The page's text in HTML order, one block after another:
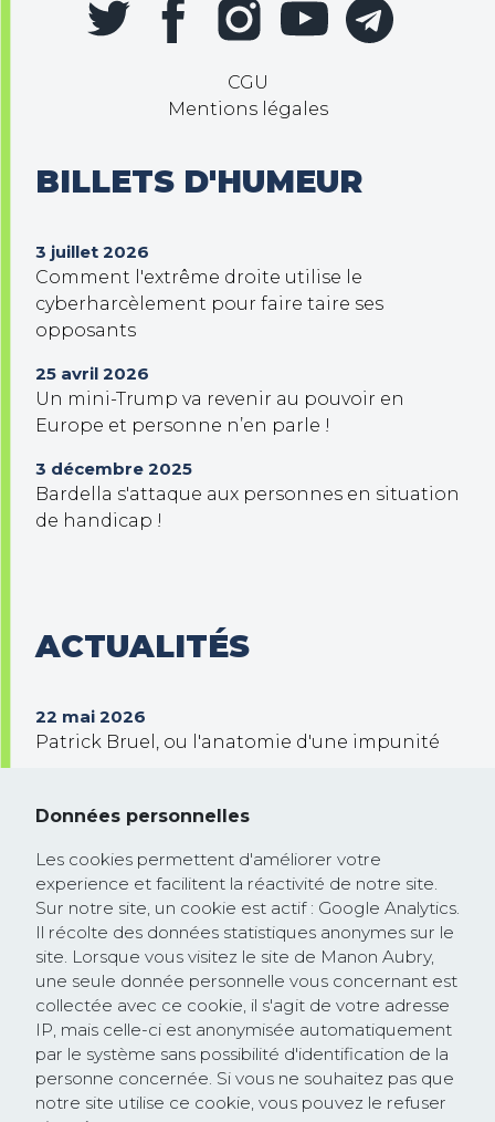
CGU
Mentions légales
BILLETS D'HUMEUR
3 juillet 2026
Comment l'extrême droite utilise le
cyberharcèlement pour faire taire ses
opposants
25 avril 2026
Un mini-Trump va revenir au pouvoir en
Europe et personne n’en parle !
3 décembre 2025
Bardella s'attaque aux personnes en situation
de handicap !
ACTUALITÉS
22 mai 2026
Patrick Bruel, ou l'anatomie d'une impunité
Trump veut prendre le contrôle de Gaza !
26 février 2025
Communiqué de presse : la Commission
européenne rejoint la course à la
dérégulation lancée par les Etats-Unis et
saccage les textes protégeant les droits
humains et l’environnement
Données personnelles
Les cookies permettent d'améliorer votre
experience et facilitent la réactivité de notre site.
Sur notre site, un cookie est actif : Google Analytics.
Il récolte des données statistiques anonymes sur le
site. Lorsque vous visitez le site de Manon Aubry,
une seule donnée personnelle vous concernant est
collectée avec ce cookie, il s'agit de votre adresse
IP, mais celle-ci est anonymisée automatiquement
par le système sans possibilité d'identification de la
personne concernée. Si vous ne souhaitez pas que
notre site utilise ce cookie, vous pouvez le refuser